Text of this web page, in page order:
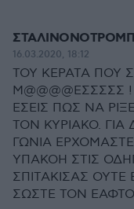
16.03.2020, 18:12
ΤΟΥ ΚΕΡΑΤΑ ΠΟΥ
Μ@@@@ΕΣΣΣΣΣ
ΕΣΕΙΣ ΠΩΣ ΝΑ
ΤΟΝ ΚΥΡΙΑΚΟ.
ΓΩΝΙΑ
ΥΠΑΚΟΗ ΣΤΙΣ
ΣΠΙΤΑΚΙΣΑΣ
ΣΩΣΤΕ ΤΟΝ